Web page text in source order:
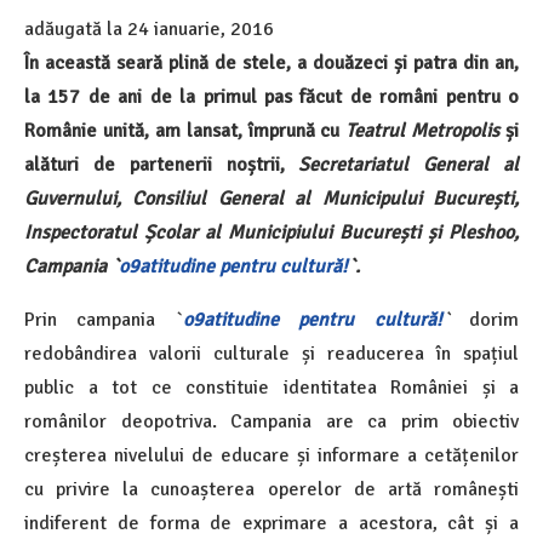
adăugată la 24 ianuarie, 2016
În această seară plină de stele, a douăzeci și patra din an,
la 157 de ani de la primul pas făcut de români pentru o
Românie unită, am lansat, împrună cu Teatrul Metropolisși
alături de partenerii noștrii,Secretariatul General al
Guvernului, Consiliul General al Municipului București,
Inspectoratul Școlar al Municipiului Bucureștiși Pleshoo,
Campania `o9atitudine pentru cultură!`.
Prin campania `o9atitudine pentru cultură!`dorim
redobândirea valorii culturale și readucerea în spațiul
public a tot ce constituie identitatea României și a
românilor deopotriva. Campania are ca prim obiectiv
creșterea nivelului de educare și informare a cetățenilor
cu privire la cunoașterea operelor de artă românești
indiferent de forma de exprimare a acestora, cât și a